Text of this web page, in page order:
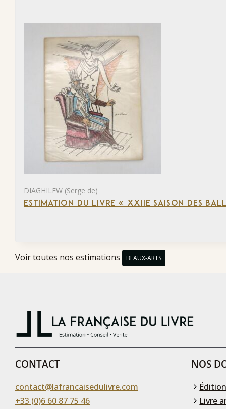
DIAGHILEW (Serge de)
ESTIMATION DU LIVRE « XXIIE SAISON DES
Voir toutes nos estimations BEAUX-ARTS
CONTACT
contact@lafrancaisedulivre.com
+33 (0)6 60 87 75 46
NOS
Livre